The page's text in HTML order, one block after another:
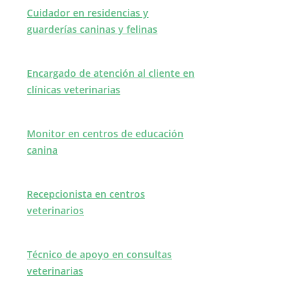
Cuidador en residencias y
guarderías caninas y felinas
Encargado de atención al cliente en
clínicas veterinarias
Monitor en centros de educación
canina
Recepcionista en centros
veterinarios
Técnico de apoyo en consultas
veterinarias